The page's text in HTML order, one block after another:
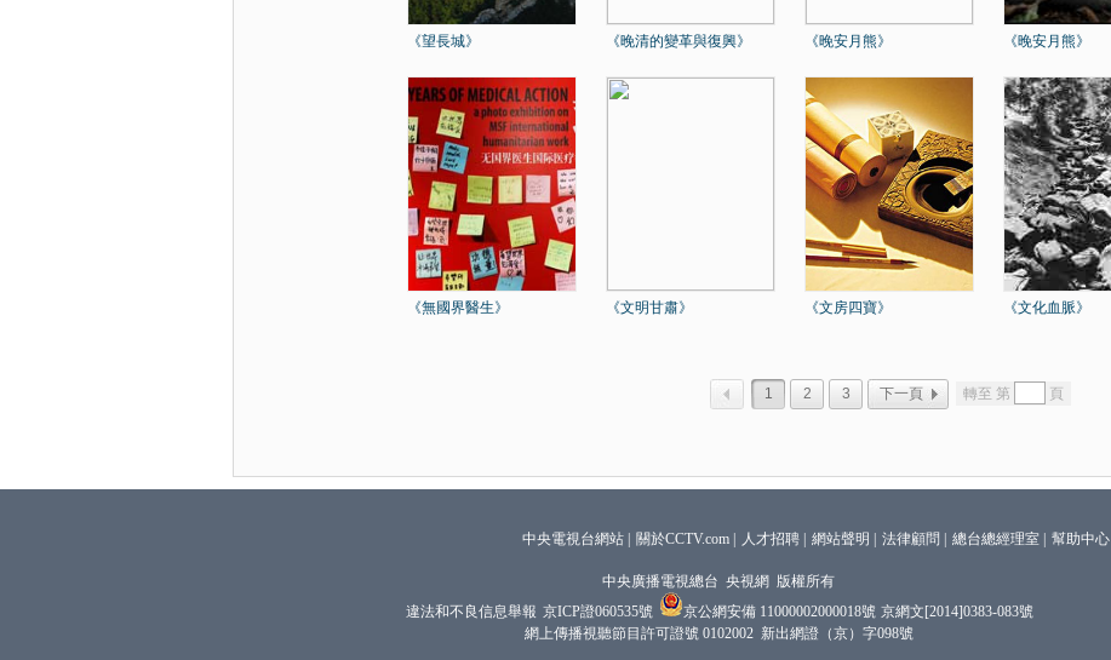
《望長城》 《晚清的變革與復興》 《晚安月熊》 《晚安月熊》
《無國界醫生》 《文明甘肅》 《文房四寶》 《文化血脈》
1 2 3 下一頁 轉至 第 頁
中央電視台網站 關於CCTV.com 人才招聘 網站聲明 法律顧問 總台總經理室 幫助中心
中央廣播電視總台 央視網 版權所有
違法和不良信息舉報 京ICP證060535號 京公網安備 11000002000018號 京網文[2014]0383-083號
網上傳播視聽節目許可證號 0102002 新出網證（京）字098號